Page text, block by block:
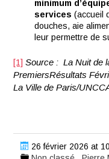
minimum
services (accueil
douches, aie
leur permettre de
[1] Source : La Nuit de
PremiersRésultats
La Ville de Paris/
26 février 2026 at